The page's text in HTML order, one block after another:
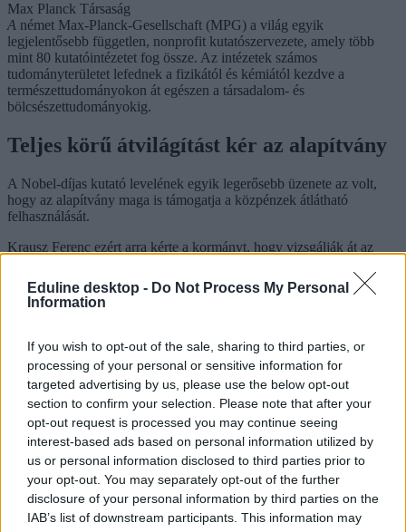
Eduline desktop - Do Not Process My Personal
Information
If you wish to opt-out of the sale, sharing to third parties, or
processing of your personal or sensitive information for
targeted advertising by us, please use the below opt-out
section to confirm your selection. Please note that after your
opt-out request is processed you may continue seeing
interest-based ads based on personal information utilized by
us or personal information disclosed to third parties prior to
your opt-out. You may separately opt-out of the further
disclosure of your personal information by third parties on the
IAB’s list of downstream participants. This information may
Max Planck Társaság
A német Max-Planck-Gesellschaft (MPG) a világ egyik
legjelentősebb független, nonprofit kutatószervezete, amely több
mint 80 kutatóintézetet fog össze. Az intézetek számos
tudományterületet lefednek a fizikától és kémiától kezdve a
természettudományokon át egészen a társadalom- és
bölcsészettudományokig.
Teljes körű átvilágítást kér az alapítvány
A Nobel-díjas kutató levelének egyik legerősebb üzenete az volt,
hogy az alapítvány maga is támogatja a közpénzek átlátható
felhasználását.
Krausz Ferenc ezért arra kérte a kormányt, hogy vizsgálják át az
működését. Emellett azt is jelezte: nyitottak arra, hogy az új kabinet
olyan működési modellt dolgozzon ki, amely egyszerre biztosítja az
átlátható közpolitikai kontrollt és a tudományos szabadságot.
Diákok és tanárok pénze is veszélybe került:
belpolitikai helyzetre hivatkozva szállt ki Krausz
Ferenc a tehetséggondozó programból
Többmilliárdos támogatási ígéret után végül a belpolitikai helyzet
miatt lépett vissza Krausz Ferenc alapítványa a Nemzeti Tudósképző
Akadémia finanszírozásától. A program működése napokra került a
leállás szélére, végül állami gyorssegély mentette meg.